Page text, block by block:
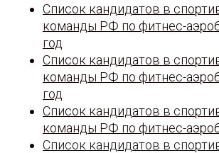
Список кандидатов в
команды РФ по фитнес-
год
Список кандидатов в
команды РФ по фитнес-
год
Список кандидатов в
команды РФ по фитнес-
Список кандидатов в